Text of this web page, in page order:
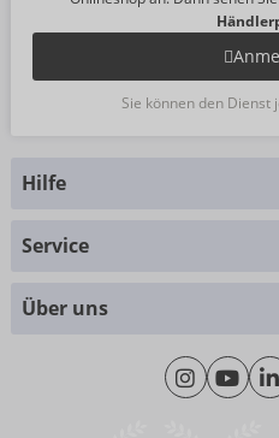
Sie können den Dienst
Hilfe
Montag -
Freitag:
Service
Über uns
Wir